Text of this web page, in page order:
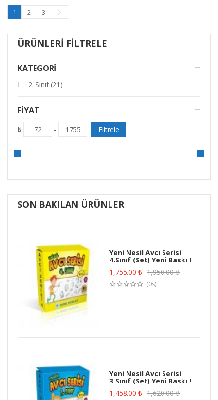
1 2 3
ÜRÜNLERI FILTRELE
KATEGORİ
2. Sınıf (21)
FIYAT
₺ 72 - 1755 Filtrele
SON BAKILAN ÜRÜNLER
Yeni Nesil Avcı Serisi
4.Sınıf (Set) Yeni Baskı !
1,755.00₺ 1,950.00₺
(0s)
Yeni Nesil Avcı Serisi
3.Sınıf (Set) Yeni Baskı !
1,458.00₺ 1,620.00₺